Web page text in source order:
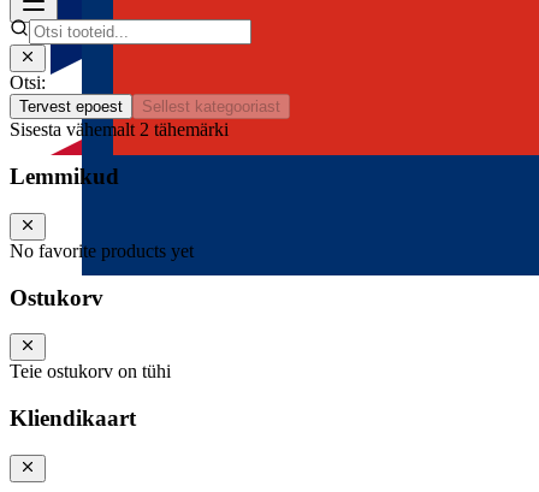
Otsi:
Tervest epoest Sellest kategooriast
Sisesta vähemalt 2 tähemärki
Lemmikud
No favorite products yet
Ostukorv
Teie ostukorv on tühi
Kliendikaart